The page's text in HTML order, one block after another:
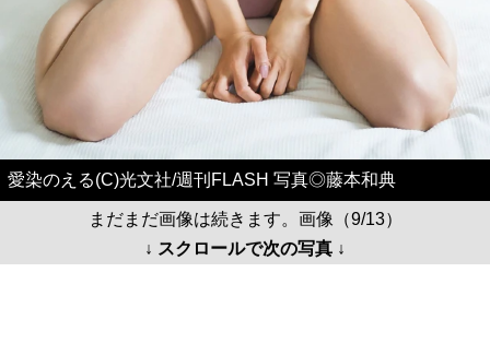
愛染のえる(C)光文社/週刊FLASH 写真◎藤本和典
まだまだ画像は続きます。画像（9/13）
↓ スクロールで次の写真 ↓